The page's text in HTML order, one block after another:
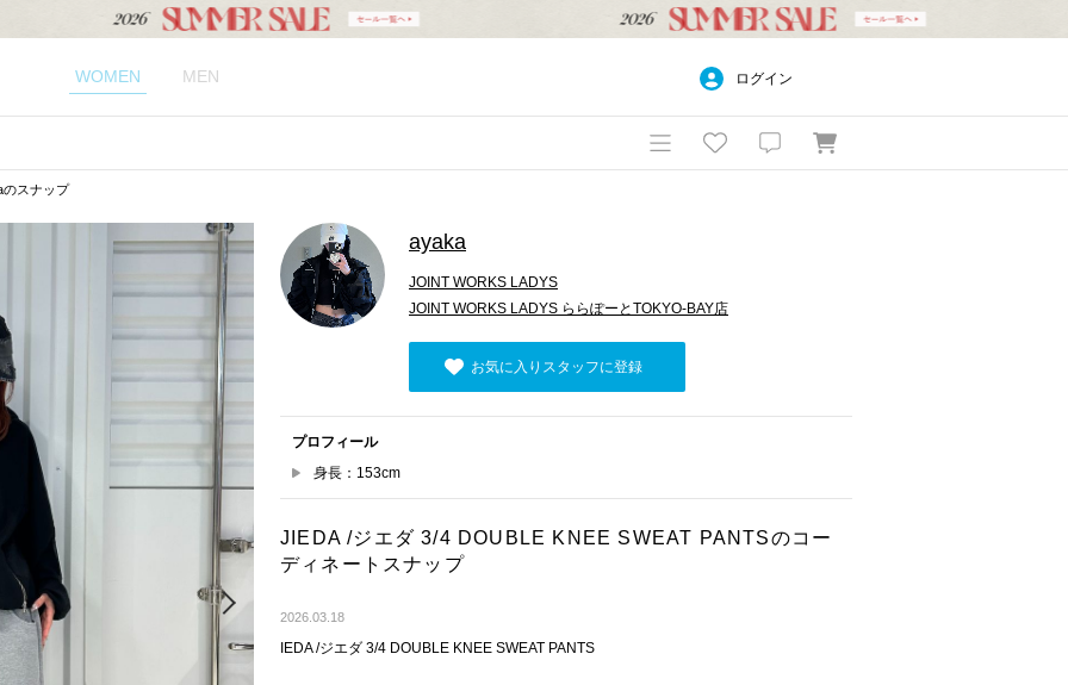
WOMEN MEN ログイン
のスナップ
ayaka
JOINT WORKS LADYS
JOINT WORKS LADYS ららぽーとTOKYO-BAY店
お気に入りスタッフに登録
プロフィール
身長：153cm
JIEDA /ジエダ 3/4 DOUBLE KNEE SWEAT PANTSのコー
ディネートスナップ
2026.03.18
IEDA /ジエダ 3/4 DOUBLE KNEE SWEAT PANTS